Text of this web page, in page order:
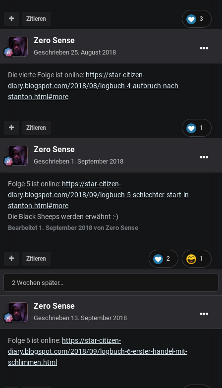
3
Zitieren
Zero Sense
Geschrieben 25. August 2018
Die vierte Folge ist online: https://star-citizen-
diary.blogspot.com/2018/08/logbuch-4-aufbruch-nach-
stanton.html#more
1
Zitieren
Zero Sense
Geschrieben 1. September 2018
Folge 5 ist online: https://star-citizen-
diary.blogspot.com/2018/09/logbuch-5-schlechter-start-in-
stanton.html#more
Die Black Sheeps werden erwähnt :-)
Bearbeitet 1. September 2018 von Zero Sense
2 1
Zitieren
2 Wochen später...
Zero Sense
Geschrieben 13. September 2018
Folge 6 ist online: https://star-citizen-
diary.blogspot.com/2018/09/logbuch-6-erster-handel-mit-
schlimmen.html